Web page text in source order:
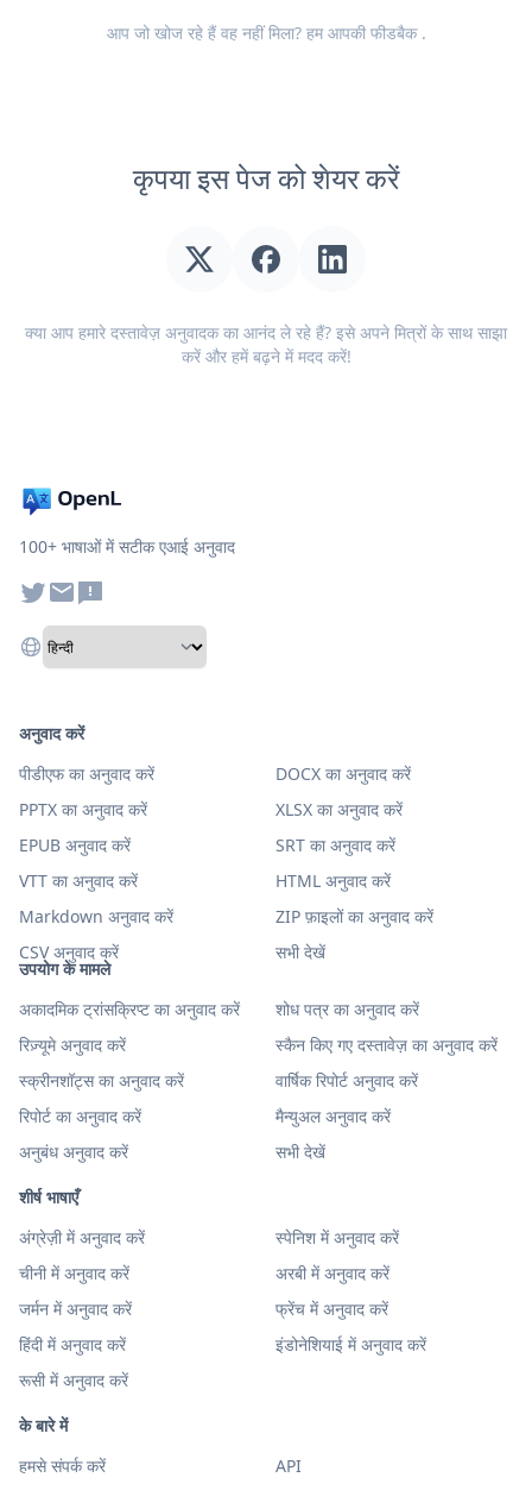
आप जो खोज रहे हैं वह नहीं मिला? हम आपकी फीडबैक.
कृपया इस पेज को शेयर करें
क्या आप हमारे दस्तावेज़ अनुवादक का आनंद ले रहे हैं? इसे अपने मित्रों के साथ साझा
करें और हमें बढ़ने में मदद करें!
100+ भाषाओं में सटीक एआई अनुवाद
उपयोग के मामले
अकादमिक ट्रांसक्रिप्ट का अनुवाद करें
शोध पत्र का अनुवाद करें
रिज़्यूमे अनुवाद करें
स्कैन किए गए दस्तावेज़ का अनुवाद करें
स्क्रीनशॉट्स का अनुवाद करें
वार्षिक रिपोर्ट अनुवाद करें
रिपोर्ट का अनुवाद करें
मैन्युअल अनुवाद करें
अनुबंध अनुवाद करें
सभी देखें
शीर्ष भाषाएँ
अंग्रेज़ी में अनुवाद करें
स्पेनिश में अनुवाद करें
चीनी में अनुवाद करें
अरबी में अनुवाद करें
जर्मन में अनुवाद करें
फ्रेंच में अनुवाद करें
हिंदी में अनुवाद करें
इंडोनेशियाई में अनुवाद करें
रूसी में अनुवाद करें
अनुवाद करें
पीडीएफ का अनुवाद करें
DOCX का अनुवाद करें
PPTX का अनुवाद करें
XLSX का अनुवाद करें
EPUB अनुवाद करें
SRT का अनुवाद करें
VTT का अनुवाद करें
HTML अनुवाद करें
Markdown अनुवाद करें
ZIP फ़ाइलों का अनुवाद करें
CSV अनुवाद करें
सभी देखें
के बारे में
हमसे संपर्क करें
API